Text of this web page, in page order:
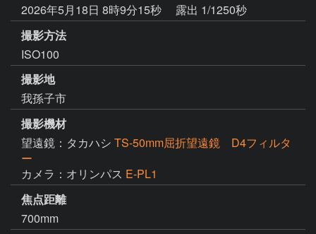
2026年5月18日 8時9分15秒
露出 1/1250秒
撮影方法
ISO100
撮影地
我孫子市
撮影機材
望遠鏡：タカハシ TS-50mm屈折望遠鏡 D4フィルタ
ー
カメラ：オリンパス E-PL1
焦点距離
700mm